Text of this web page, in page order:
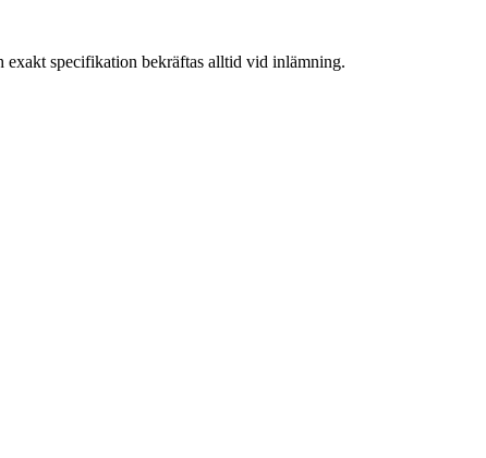
exakt specifikation bekräftas alltid vid inlämning.